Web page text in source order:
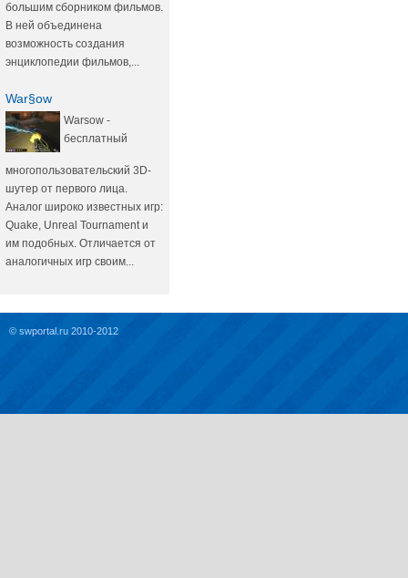
большим сборником фильмов.
В ней объединена
возможность создания
энциклопедии фильмов,...
War§ow
Warsow -
бесплатный
многопользовательский 3D-
шутер от первого лица.
Аналог широко известных игр:
Quake, Unreal Tournament и
им подобных. Отличается от
аналогичных игр своим...
© swportal.ru 2010-2012